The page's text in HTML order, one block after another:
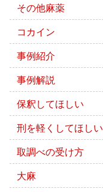
その他麻薬
コカイン
事例紹介
事例解説
保釈してほしい
刑を軽くしてほしい
取調べの受け方
大麻